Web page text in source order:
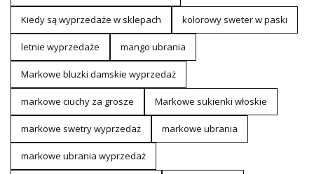
Kiedy są wyprzedaże w sklepach kolorowy sweter w paski
letnie wyprzedaże mango ubrania
Markowe bluzki damskie wyprzedaż
markowe ciuchy za grosze Markowe sukienki włoskie
markowe swetry wyprzedaż markowe ubrania
markowe ubrania wyprzedaż